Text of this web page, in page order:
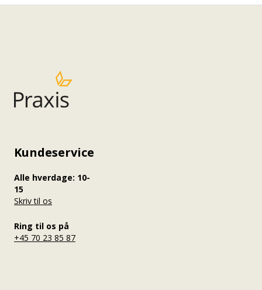
Kundeservice
Alle hverdage: 10-
15
Skriv til os
Ring til os på
+45 70 23 85 87